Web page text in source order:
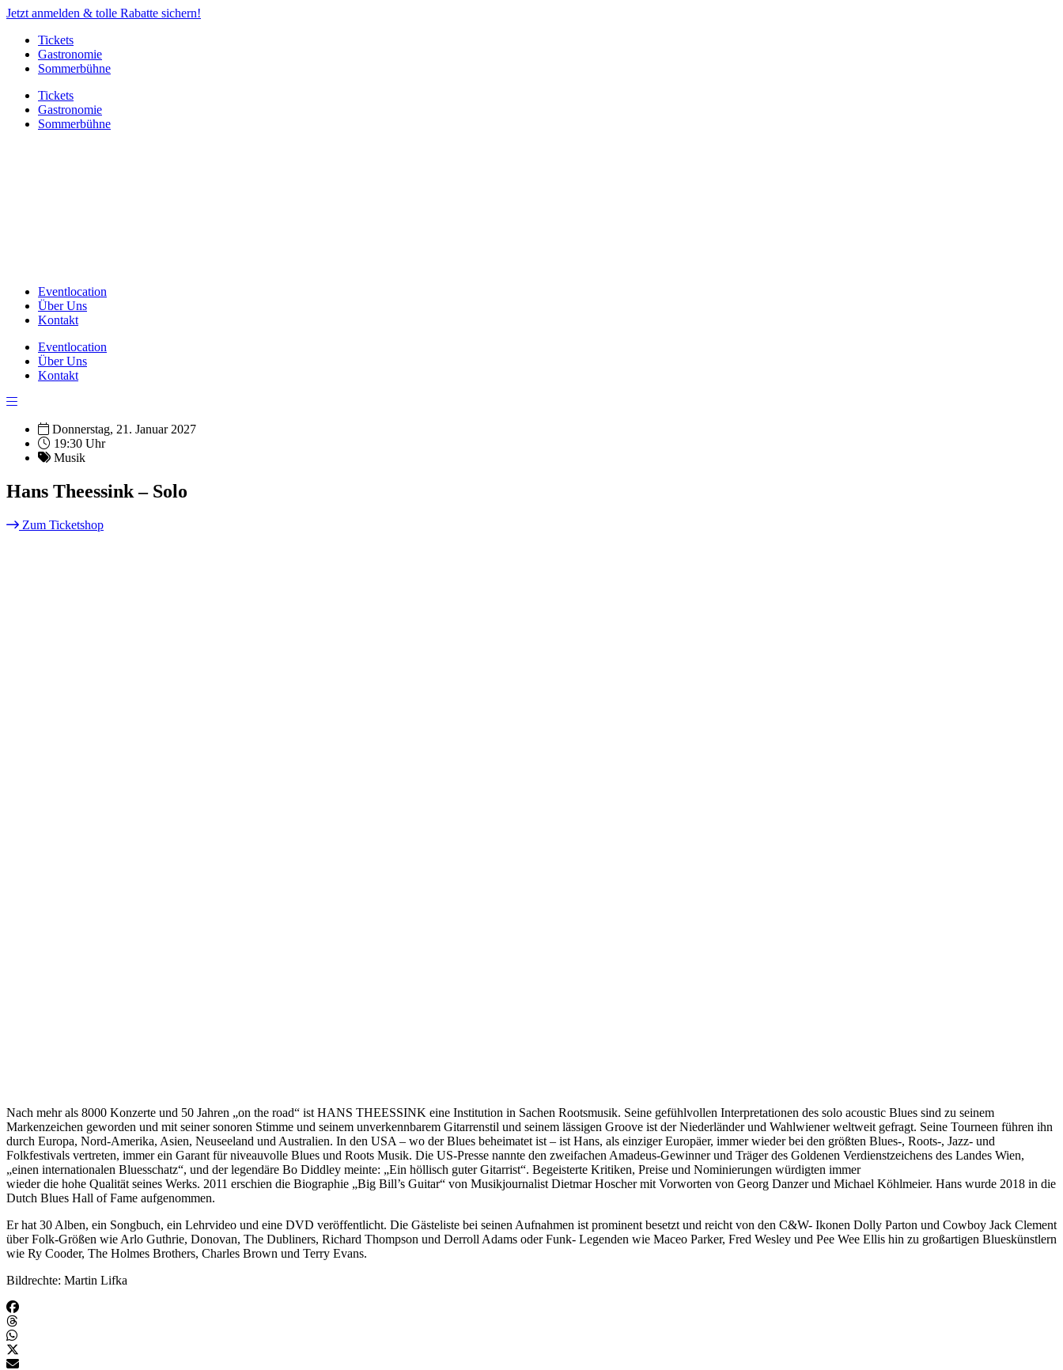
Jetzt anmelden & tolle Rabatte sichern!
Tickets
Gastronomie
Sommerbühne
Tickets
Gastronomie
Sommerbühne
Eventlocation
Über Uns
Kontakt
Eventlocation
Über Uns
Kontakt
Donnerstag, 21. Januar 2027
19:30 Uhr
Musik
Hans Theessink – Solo
Zum Ticketshop
Nach mehr als 8000 Konzerte und 50 Jahren „on the road“ ist HANS THEESSINK eine Institution in Sachen Rootsmusik. Seine gefühlvollen Interpretationen des solo acoustic Blues sind zu seinem
Markenzeichen geworden und mit seiner sonoren Stimme und seinem unverkennbarem Gitarrenstil und seinem lässigen Groove ist der Niederländer und Wahlwiener weltweit gefragt. Seine Tourneen führen ihn
durch Europa, Nord-Amerika, Asien, Neuseeland und Australien. In den USA – wo der Blues beheimatet ist – ist Hans, als einziger Europäer, immer wieder bei den größten Blues-, Roots-, Jazz- und
Folkfestivals vertreten, immer ein Garant für niveauvolle Blues und Roots Musik. Die US-Presse nannte den zweifachen Amadeus-Gewinner und Träger des Goldenen Verdienstzeichens des Landes Wien,
„einen internationalen Bluesschatz“, und der legendäre Bo Diddley meinte: „Ein höllisch guter Gitarrist“. Begeisterte Kritiken, Preise und Nominierungen würdigten immer
wieder die hohe Qualität seines Werks. 2011 erschien die Biographie „Big Bill’s Guitar“ von Musikjournalist Dietmar Hoscher mit Vorworten von Georg Danzer und Michael Köhlmeier. Hans wurde 2018 in die
Dutch Blues Hall of Fame aufgenommen.
Er hat 30 Alben, ein Songbuch, ein Lehrvideo und eine DVD veröffentlicht. Die Gästeliste bei seinen Aufnahmen ist prominent besetzt und reicht von den C&W- Ikonen Dolly Parton und Cowboy Jack Clement
über Folk-Größen wie Arlo Guthrie, Donovan, The Dubliners, Richard Thompson und Derroll Adams oder Funk- Legenden wie Maceo Parker, Fred Wesley und Pee Wee Ellis hin zu großartigen Blueskünstlern
wie Ry Cooder, The Holmes Brothers, Charles Brown und Terry Evans.
Bildrechte: Martin Lifka